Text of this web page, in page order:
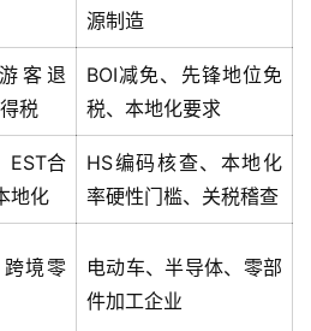
注册
源制造
客退
税
BOI减免、先锋地位免
税、本地化要求
EST合
地化
HS编码核查、本地化
率硬性门槛、关税稽查
境零
电动车、半导体、零部
件加工企业